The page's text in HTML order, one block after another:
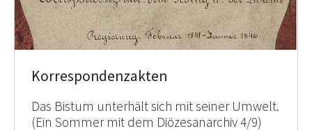
Korrespondenzakten
Das Bistum unterhält sich mit seiner Umwelt.
(Ein Sommer mit dem Diözesanarchiv 4/9)